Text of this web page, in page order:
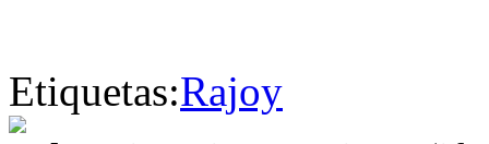
Etiquetas:Rajoy